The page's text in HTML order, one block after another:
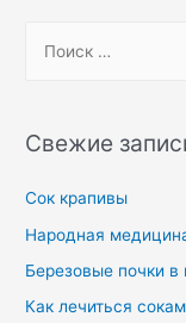
Свежие
Сок крапивы
Народная
Березовые почки в
Как лечиться